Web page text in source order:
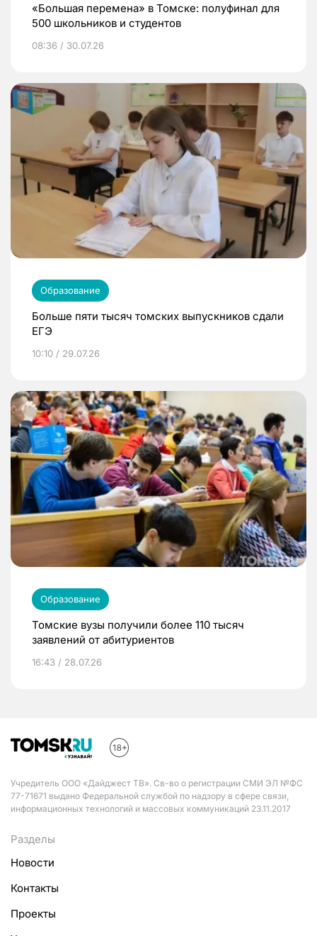
«Большая перемена» в Томске: полуфинал для
500 школьников и студентов
08:36 / 30.07.26
Образование
Больше пяти тысяч томских выпускников сдали
ЕГЭ
10:10 / 29.07.26
Образование
Томские вузы получили более 110 тысяч
заявлений от абитуриентов
16:43 / 28.07.26
Учредитель ООО «Дайджест ТВ». Св-во о регистрации СМИ ЭЛ №ФС
77-71671 выдано Федеральной службой по надзору в сфере связи,
информационных технологий и массовых коммуникаций 23.11.2017
Разделы
Новости
Контакты
Проекты